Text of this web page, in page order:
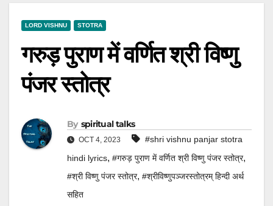
LORD VISHNU STOTRA
गरुड़ पुराण में वर्णित श्री विष्णु
पंजर स्तोत्र
By spiritual talks
OCT 4, 2023
#shri vishnu panjar stotra
hindi lyrics, #गरुड़ पुराण में वर्णित श्री विष्णु पंजर स्तोत्र,
#श्री विष्णु पंजर स्तोत्र, #श्रीविष्णुपञ्जरस्तोत्रम् हिन्दी अर्थ
सहित